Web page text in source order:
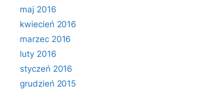
maj 2016
kwiecień 2016
marzec 2016
luty 2016
styczeń 2016
grudzień 2015